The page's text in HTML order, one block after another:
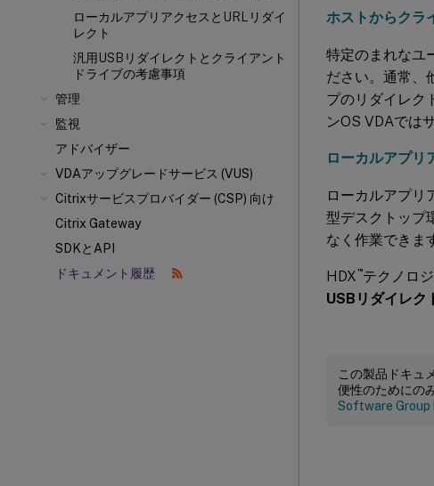
ローカルアプリアクセスとURLリダイ
レクト
汎用USBリダイレクトとクライアント
ドライブの考慮事項
管理
監視
アドバイザー
VDAアップグレードサービス (VUS)
Citrixサービスプロバイダー (CSP) 向け
Citrix Gateway
SDKとAPI
ドキュメント履歴
ホストからクラ
特定のまれなユ
ださい。通常、
プのリダイレク
ンOS VDAでは
ローカルアプリ
ローカルアプリ
型デスクトップ
なく作業できま
HDX ™テクノロ
USBリダイレク
この製品ドキュ
便性のためにの
Software Group